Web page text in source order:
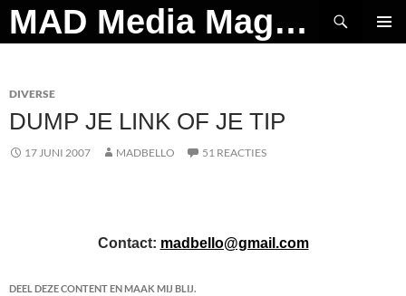
Ga
naar
MAD Media Magazine
Zoeken
DIVERSE
DUMP JE LINK OF JE TIP
17 JUNI 2007 MADBELLO 51 REACTIES
Contact: madbello@gmail.com
DEEL DEZE CONTENT EN MAAK MIJ BLIJ.